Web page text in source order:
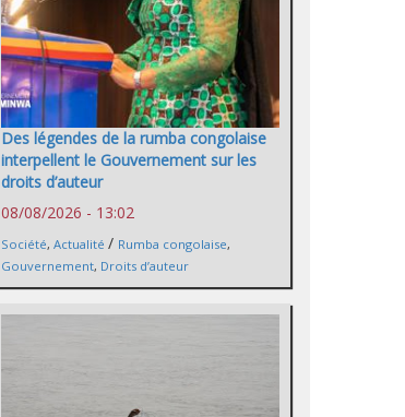
Des légendes de la rumba congolaise
interpellent le Gouvernement sur les
droits d’auteur
08/08/2026 - 13:02
Société, Actualité / Rumba congolaise,
Gouvernement, Droits d’auteur